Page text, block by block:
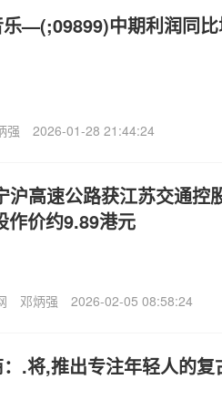
—(;09899)中期利润同
强 2026-01-28 21:44:24
高速公路获江苏交通控
作价约9.89港元
邓炳强 2026-02-05 08:58:24
.将,推出专注年轻人的复